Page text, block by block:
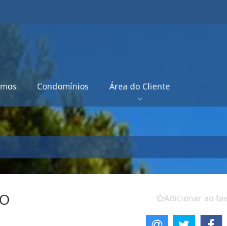
Condomínios Área do Cliente
Adicionar ao